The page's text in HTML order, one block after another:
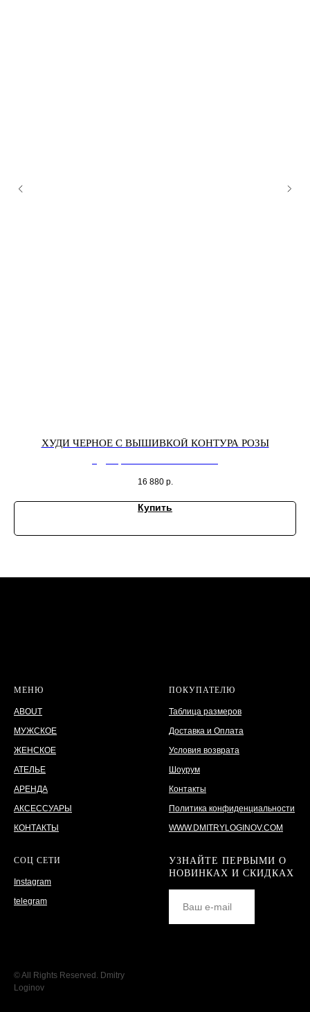
ХУДИ ЧЕРНОЕ С ВЫШИВКОЙ КОНТУРА РОЗЫ
16 880 р.
Купить
МЕНЮ
ABOUT
МУЖСКОЕ
ЖЕНСКОЕ
АТЕЛЬЕ
АРЕНДА
АКСЕССУАРЫ
КОНТАКТЫ
ПОКУПАТЕЛЮ
Таблица размеров
Доставка и Оплата
Условия возврата
Шоурум
Контакты
Политика конфиденциальности
WWW.DMITRYLOGINOV.COM
СОЦ СЕТИ
Instagram
telegram
УЗНАЙТЕ ПЕРВЫМИ О
НОВИНКАХ И СКИДКАХ
© All Rights Reserved. Dmitry
Loginov